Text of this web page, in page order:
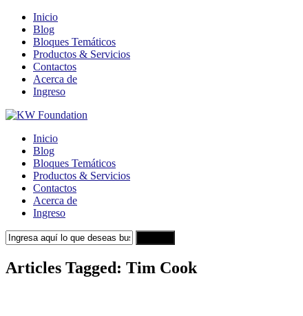
Inicio
Blog
Bloques Temáticos
Productos & Servicios
Contactos
Acerca de
Ingreso
Inicio
Blog
Bloques Temáticos
Productos & Servicios
Contactos
Acerca de
Ingreso
Articles Tagged: Tim Cook